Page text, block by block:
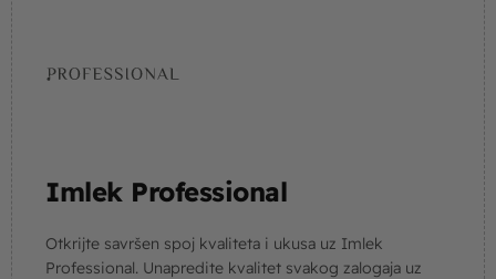
Imlek Professional
Otkrijte savršen spoj kvaliteta i ukusa uz Imlek
Professional. Unapredite kvalitet svakog zalogaja uz